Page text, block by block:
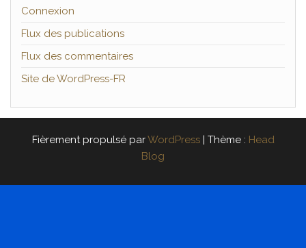
Connexion
Flux des publications
Flux des commentaires
Site de WordPress-FR
Fièrement propulsé parWordPress | Thème : Head
Blog